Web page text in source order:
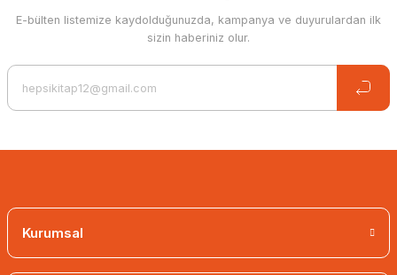
E-bülten listemize kaydolduğunuzda, kampanya ve duyurulardan ilk
sizin haberiniz olur.
Kurumsal